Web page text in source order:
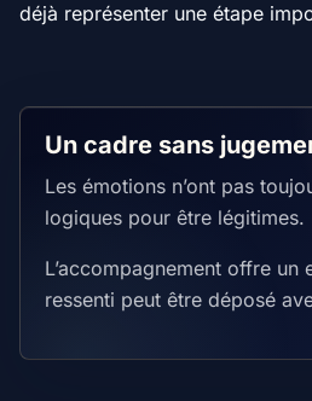
déjà représenter une étape
Un cadre sans
Les émotions n’ont pas
logiques pour être légitimes.
L’accompagnement offre un
ressenti peut être déposé